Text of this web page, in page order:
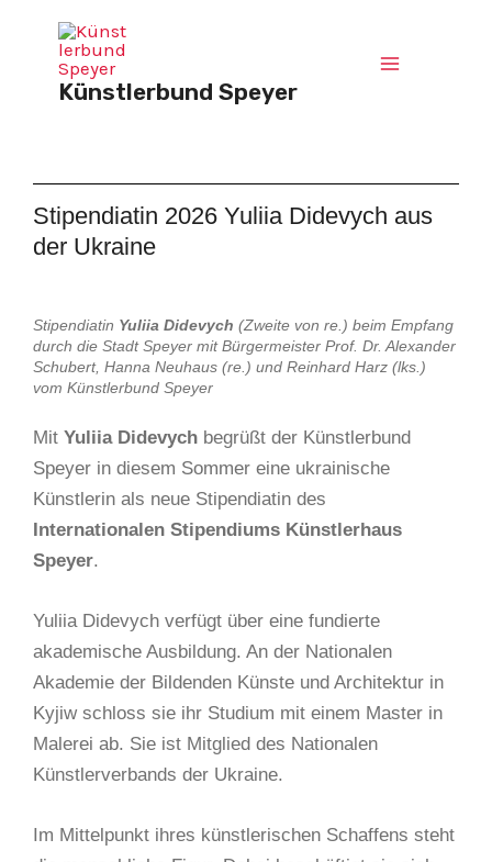
springen
Künstlerbund Speyer
Stipendiatin 2026 Yuliia Didevych aus
der Ukraine
Stipendiatin Yuliia Didevych (Zweite von re.) beim Empfang
durch die Stadt Speyer mit Bürgermeister Prof. Dr. Alexander
Schubert, Hanna Neuhaus (re.) und Reinhard Harz (lks.)
vom Künstlerbund Speyer
Mit Yuliia Didevych begrüßt der Künstlerbund
Speyer in diesem Sommer eine ukrainische
Künstlerin als neue Stipendiatin des
Internationalen Stipendiums Künstlerhaus
Speyer.
Yuliia Didevych verfügt über eine fundierte
akademische Ausbildung. An der Nationalen
Akademie der Bildenden Künste und Architektur in
Kyjiw schloss sie ihr Studium mit einem Master in
Malerei ab. Sie ist Mitglied des Nationalen
Künstlerverbands der Ukraine.
Im Mittelpunkt ihres künstlerischen Schaffens steht
n
a
m
a
c
e